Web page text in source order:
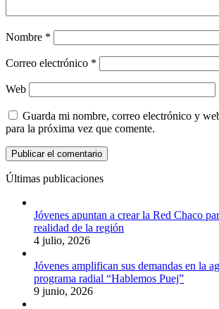
Nombre *
Correo electrónico *
Web
Guarda mi nombre, correo electrónico y
para la próxima vez que comente.
Últimas publicaciones
Jóvenes apuntan a crear la Red Chaco
realidad de la región
4 julio, 2026
Jóvenes amplifican sus demandas en la
programa radial “Hablemos Puej”
9 junio, 2026